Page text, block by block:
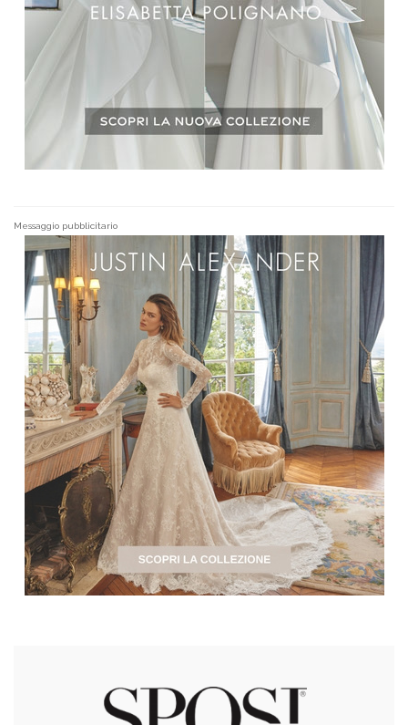
Messaggio pubblicitario